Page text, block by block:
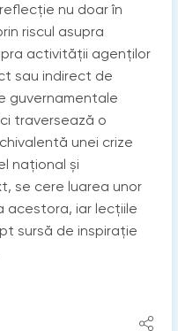
nu doar în
riscul asupra
activității agenților
sau indirect de
guvernamentale
traversează o
unei crize
național și
se cere luarea unor
acestora, iar lecțiile
sursă de inspirație